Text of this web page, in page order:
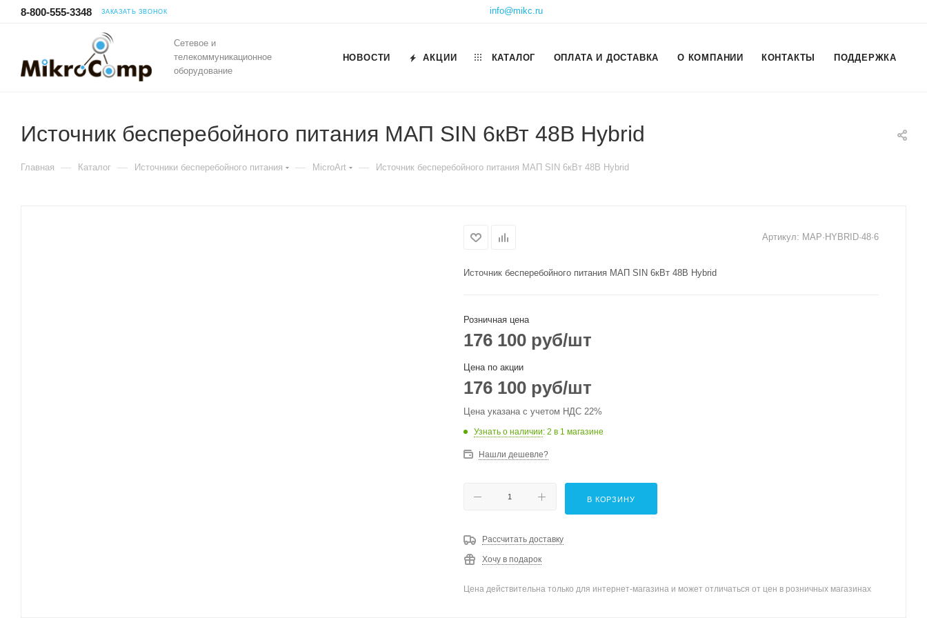
8-800-555-3348 ЗАКАЗАТЬ ЗВОНОК info@mikc.ru
Сетевое и
телекоммуникационное
оборудование
НОВОСТИ АКЦИИ КАТАЛОГ ОПЛАТА И ДОСТАВКА О КОМПАНИИ КОНТАКТЫ ПОДДЕРЖКА
Источник бесперебойного питания МАП SIN 6кВт 48В Hybrid
Главная — Каталог — Источники бесперебойного питания — MicroArt — Источник бесперебойного питания МАП SIN 6кВт 48В Hybrid
Артикул: MAP·HYBRID·48·6
Источник бесперебойного питания МАП SIN 6кВт 48В Hybrid
Розничная цена
176 100 руб/шт
Цена по акции
176 100 руб/шт
Цена указана с учетом НДС 22%
Узнать о наличии: 2 в 1 магазине
Нашли дешевле?
В КОРЗИНУ
Рассчитать доставку
Хочу в подарок
Цена действительна только для интернет-магазина и может отличаться от цен в розничных магазинах